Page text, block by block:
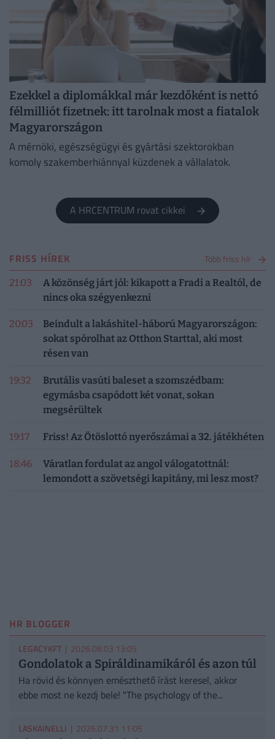
Ezekkel a diplomákkal már kezdőként is nettó
félmilliót fizetnek: itt tarolnak most a fiatalok
Magyarországon
A mérnöki, egészségügyi és gyártási szektorokban
komoly szakemberhiánnyal küzdenek a vállalatok.
A HRCENTRUM rovat cikkei
FRISS HÍREK Több friss hír
21:03
A közönség járt jól: kikapott a Fradi a Realtól, de
nincs oka szégyenkezni
20:03
Beindult a lakáshitel-háború Magyarországon:
sokat spórolhat az Otthon Starttal, aki most
résen van
19:32
Brutális vasúti baleset a szomszédbam:
egymásba csapódott két vonat, sokan
megsérültek
19:17 Friss! Az Ötöslottó nyerőszámai a 32. játékhéten
18:46
Váratlan fordulat az angol válogatottnál:
lemondott a szövetségi kapitány, mi lesz most?
HR BLOGGER
LEGACYKFT | 2026.08.03 13:05
Gondolatok a Spiráldinamikáról és azon túl
Ha rövid és könnyen emészthető írást keresel, akkor
ebbe most ne kezdj bele! "The psychology of the...
LASKAINELLI | 2026.07.31 11:05